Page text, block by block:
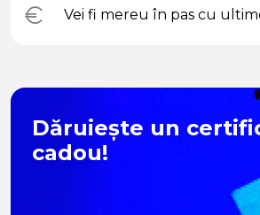
Vei fi mereu în pas cu
Dăruiește un
cadou!